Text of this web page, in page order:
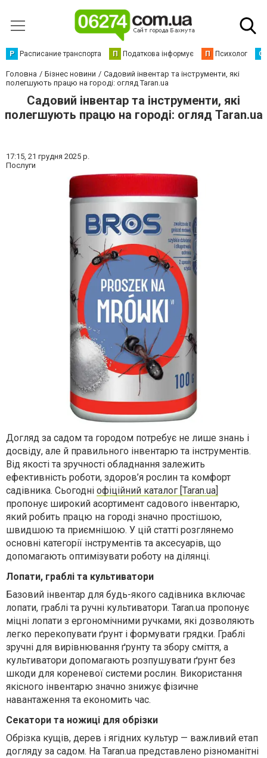
Р Расписание транспорта П Податкова інформує П Психолог С
Головна Бізнес новини
Садовий інвентар та інструменти, які
полегшують працю на городі: огляд Taran.ua
Садовий інвентар та інструменти, які
полегшують працю на городі: огляд Taran.ua
17:15, 21 грудня 2025 р.
Послуги
Догляд за садом та городом потребує не лише знань і
досвіду, але й правильного інвентарю та інструментів.
Від якості та зручності обладнання залежить
ефективність роботи, здоров’я рослин та комфорт
садівника. Сьогодні офіційний каталог [Taran.ua]
пропонує широкий асортимент садового інвентарю,
який робить працю на городі значно простішою,
швидшою та приємнішою. У цій статті розглянемо
основні категорії інструментів та аксесуарів, що
допомагають оптимізувати роботу на ділянці.
Лопати, граблі та культиватори
Базовий інвентар для будь-якого садівника включає
лопати, граблі та ручні культиватори. Taran.ua пропонує
міцні лопати з ергономічними ручками, які дозволяють
легко перекопувати ґрунт і формувати грядки. Граблі
зручні для вирівнювання ґрунту та збору сміття, а
культиватори допомагають розпушувати ґрунт без
шкоди для кореневої системи рослин. Використання
якісного інвентарю значно знижує фізичне
навантаження та економить час.
Секатори та ножиці для обрізки
Обрізка кущів, дерев і ягідних культур — важливий етап
догляду за садом. На Taran.ua представлено різноманітні